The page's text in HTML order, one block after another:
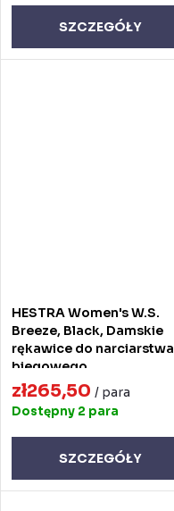
SZCZEGÓŁY
HESTRA Women's W.S.
Breeze, Black, Damskie
rękawice do narciarstwa
biegowego
zł265,50 / para
Dostępny 2 para
SZCZEGÓŁY